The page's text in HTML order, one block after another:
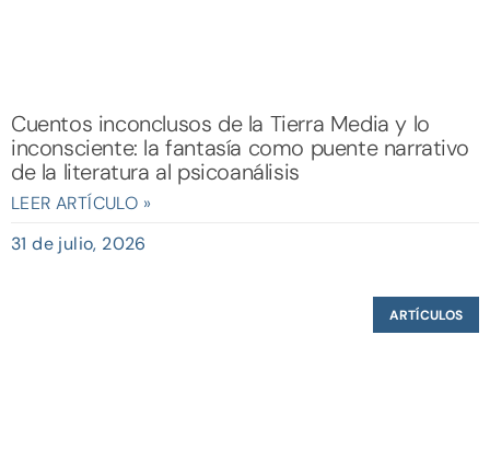
Cuentos inconclusos de la Tierra Media y lo
inconsciente: la fantasía como puente narrativo
de la literatura al psicoanálisis
LEER ARTÍCULO »
31 de julio, 2026
ARTÍCULOS